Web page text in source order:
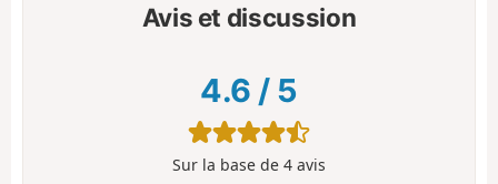
Avis et discussion
4.6 / 5
Sur la base de 4 avis